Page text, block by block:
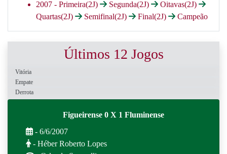
2007 - Primeira(2J) Segunda(2J)
Oitavas(2J)
Quartas(2J)
Semifinal(2J) Final(2J) Campeão
Últimos 12 Jogos
Vitória
Empate
Derrota
Figueirense 0 X 1 Fluminense
- 6/6/2007
- Héber Roberto Lopes